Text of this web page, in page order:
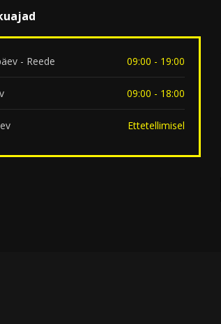
- Reede 09:00 - 19:00
09:00 - 18:00
Ettetellimisel